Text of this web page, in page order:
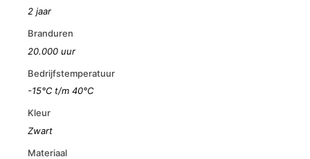
2 jaar
Branduren
20.000 uur
Bedrijfstemperatuur
-15°C t/m 40°C
Kleur
Zwart
Materiaal